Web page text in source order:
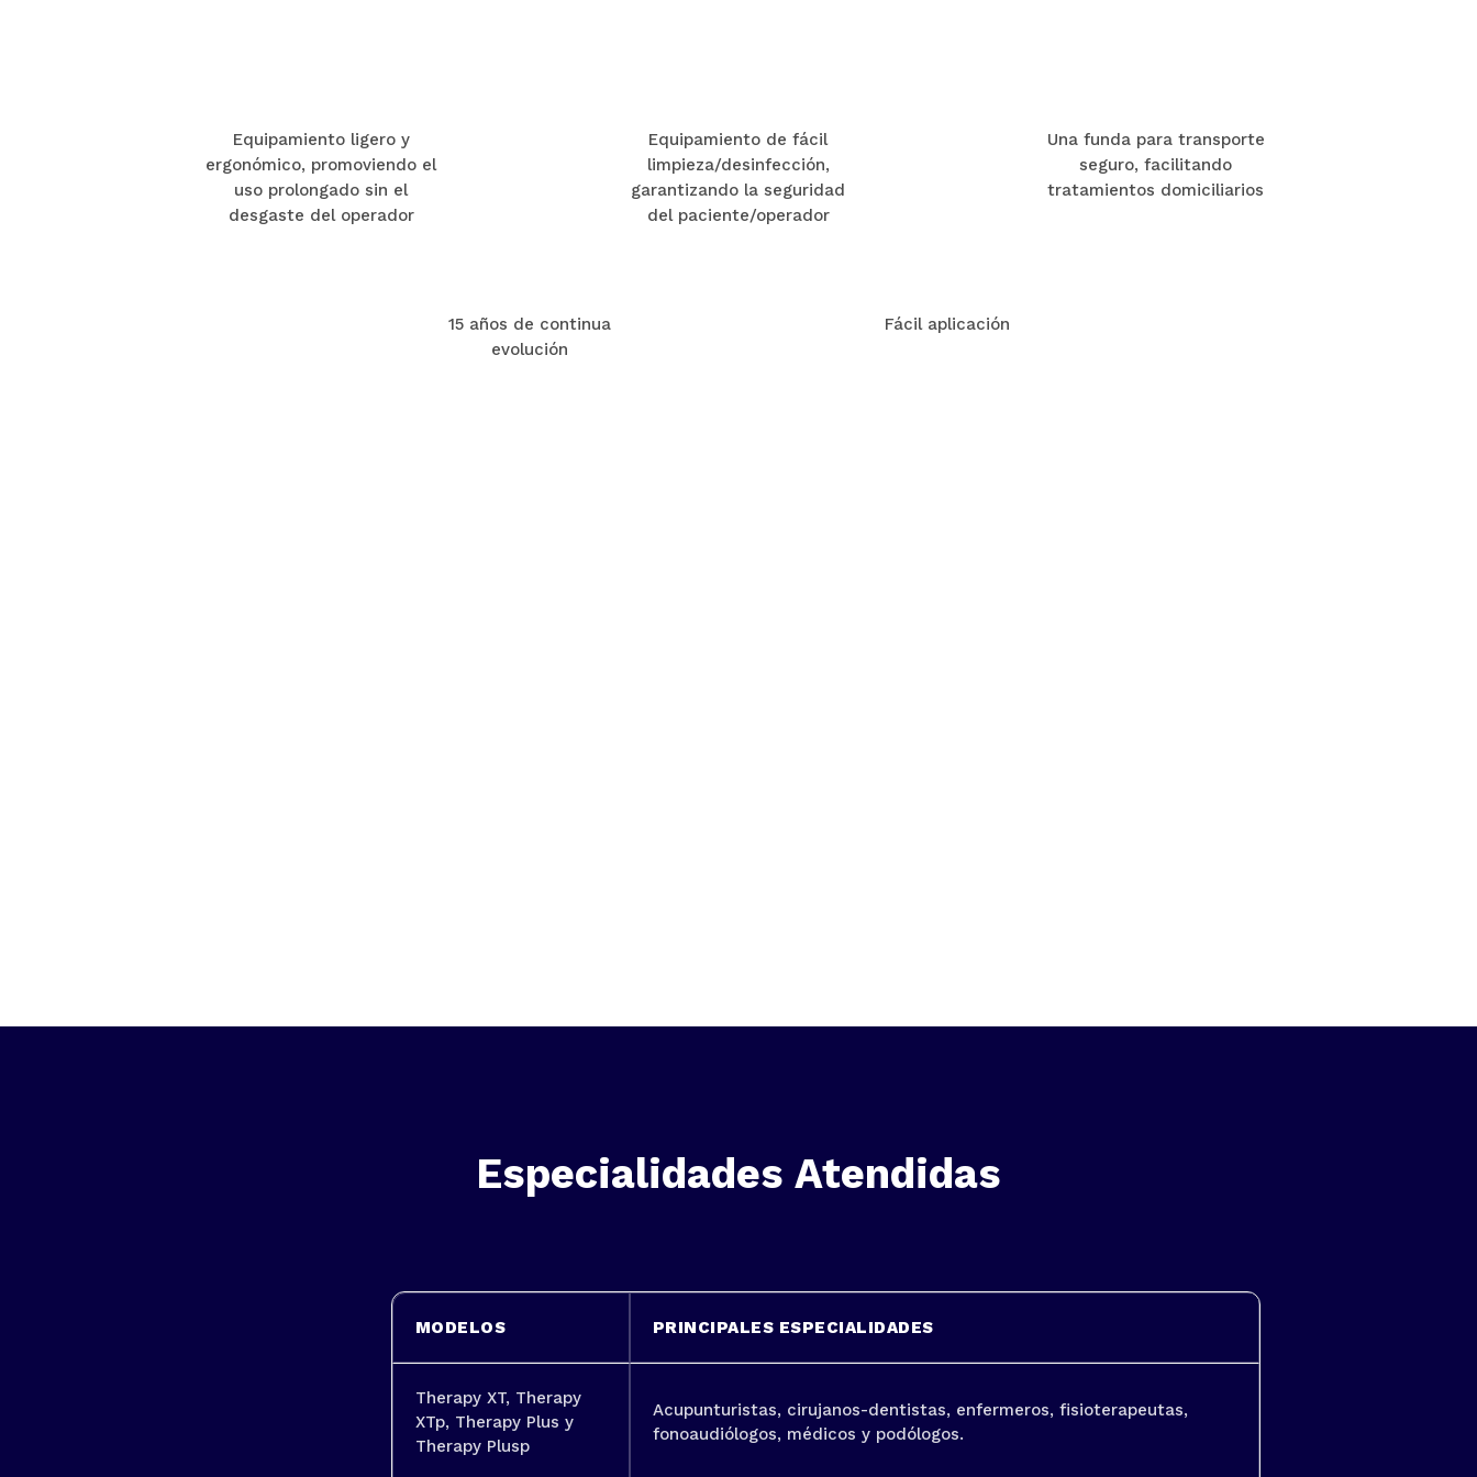
Equipamiento ligero y
ergonómico, promoviendo el
uso prolongado sin el
desgaste del operador
Equipamiento de fácil
limpieza/desinfección,
garantizando la seguridad
del paciente/operador
Una funda para transporte
seguro, facilitando
tratamientos domiciliarios
15 años de continua
evolución
Fácil aplicación
Especialidades Atendidas
MODELOS PRINCIPALES ESPECIALIDADES
Therapy XT, Therapy
XTp, Therapy Plus y
Therapy Plusp
Acupunturistas, cirujanos-dentistas, enfermeros, fisioterapeutas,
fonoaudiólogos, médicos y podólogos.